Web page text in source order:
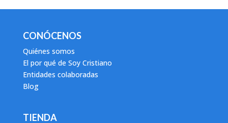
CONÓCENOS
Quiénes somos
El por qué de Soy Cristiano
Entidades colaboradas
Blog
TIENDA